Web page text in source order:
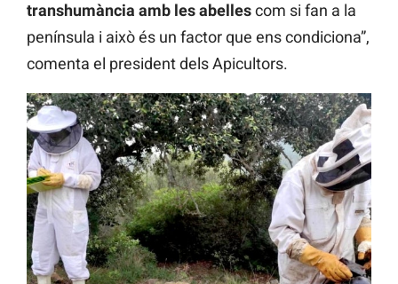
transhumància amb les abellescom si fan a la
península i això és un factor que ens condiciona”,
comenta el president dels Apicultors.